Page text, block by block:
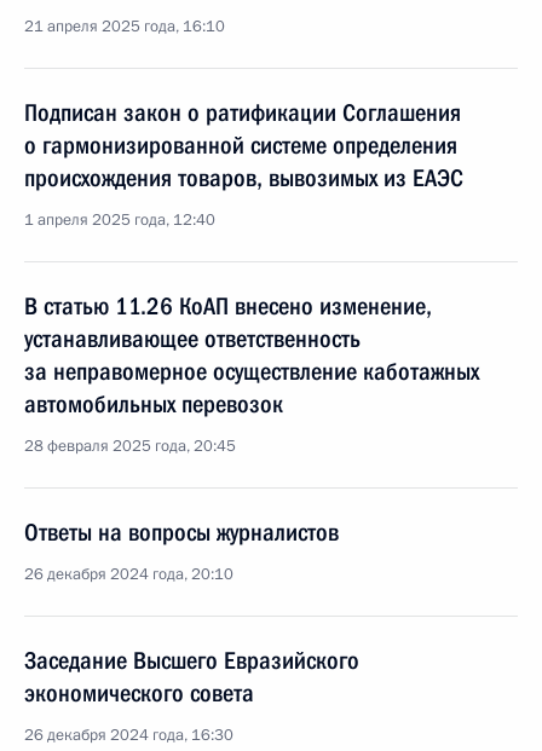
21 апреля 2025 года, 16:10
Подписан закон о ратификации Соглашения
о гармонизированной системе определения
происхождения товаров, вывозимых из ЕАЭС
1 апреля 2025 года, 12:40
В статью 11.26 КоАП внесено изменение,
устанавливающее ответственность
за неправомерное осуществление каботажных
автомобильных перевозок
28 февраля 2025 года, 20:45
Ответы на вопросы журналистов
26 декабря 2024 года, 20:10
Заседание Высшего Евразийского
экономического совета
26 декабря 2024 года, 16:30